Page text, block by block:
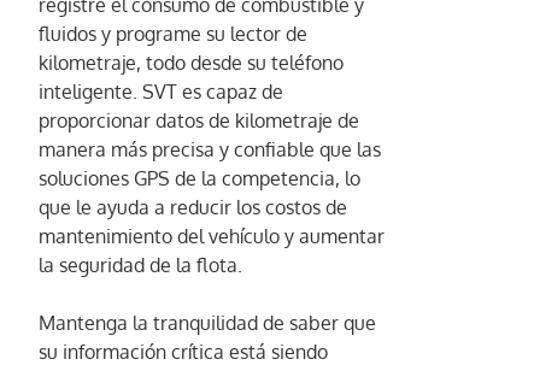
fluidos y programe su lector de
kilometraje, todo desde su teléfono
inteligente. SVT es capaz de
proporcionar datos de kilometraje de
manera más precisa y confiable que las
soluciones GPS de la competencia, lo
que le ayuda a reducir los costos de
mantenimiento del vehículo y aumentar
la seguridad de la flota.
Mantenga la tranquilidad de saber que
su información crítica está siendo